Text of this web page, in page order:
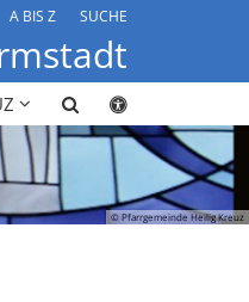
A BIS Z SUCHE
© Pfarrgemeinde Heilig Kreuz